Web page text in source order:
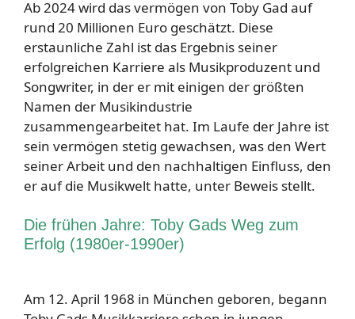
Ab 2024 wird das vermögen von Toby Gad auf
rund 20 Millionen Euro geschätzt. Diese
erstaunliche Zahl ist das Ergebnis seiner
erfolgreichen Karriere als Musikproduzent und
Songwriter, in der er mit einigen der größten
Namen der Musikindustrie
zusammengearbeitet hat. Im Laufe der Jahre ist
sein vermögen stetig gewachsen, was den Wert
seiner Arbeit und den nachhaltigen Einfluss, den
er auf die Musikwelt hatte, unter Beweis stellt.
Die frühen Jahre: Toby Gads Weg zum
Erfolg (1980er-1990er)
Am 12. April 1968 in München geboren, begann